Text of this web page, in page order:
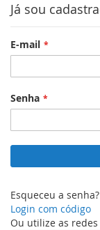
Já sou
E-mail
Senha
Login com código
Ou utilize as redes